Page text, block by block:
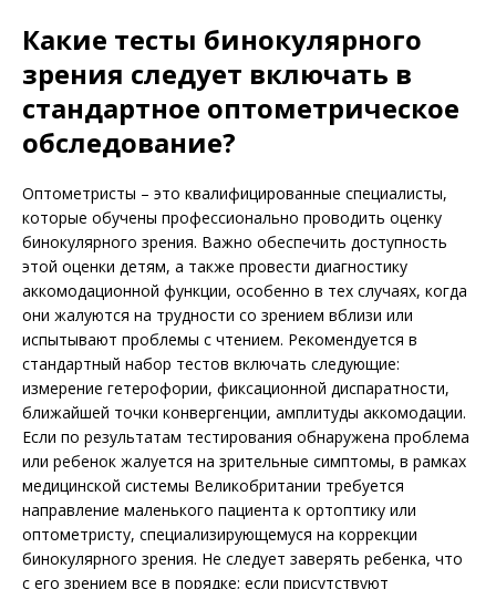
Какие тесты бинокулярного
зрения следует включать в
стандартное оптометрическое
обследование?
Оптометристы – это квалифицированные специалисты,
которые обучены профессионально проводить оценку
бинокулярного зрения. Важно обеспечить доступность
этой оценки детям, а также провести диагностику
аккомодационной функции, особенно в тех случаях, когда
они жалуются на трудности со зрением вблизи или
испытывают проблемы с чтением. Рекомендуется в
стандартный набор тестов включать следующие:
измерение гетерофории, фиксационной диспаратности,
ближайшей точки конвергенции, амплитуды аккомодации.
Если по результатам тестирования обнаружена проблема
или ребенок жалуется на зрительные симптомы, в рамках
медицинской системы Великобритании требуется
направление маленького пациента к ортоптику или
оптометристу, специализирующемуся на коррекции
бинокулярного зрения. Не следует заверять ребенка, что
с его зрением все в порядке; если присутствуют